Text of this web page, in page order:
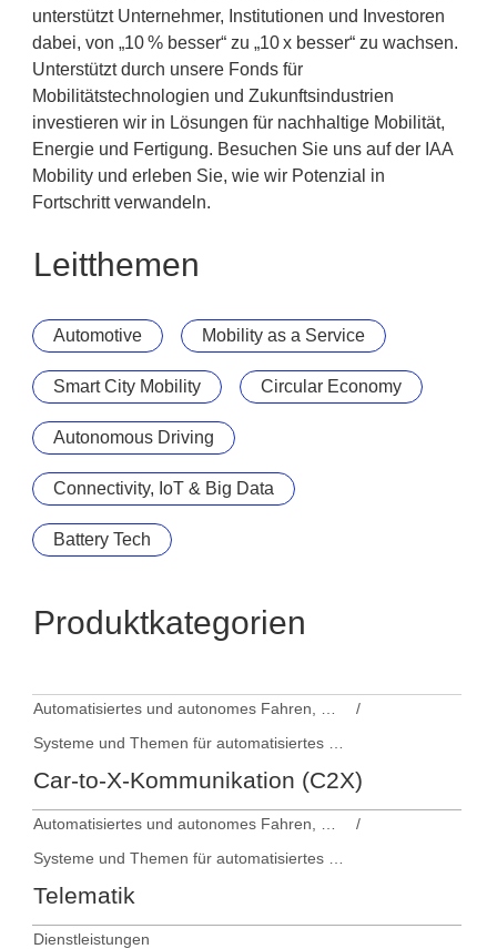
unterstützt Unternehmer, Institutionen und Investoren
dabei, von „10 % besser“ zu „10 x besser“ zu wachsen.
Unterstützt durch unsere Fonds für
Mobilitätstechnologien und Zukunftsindustrien
investieren wir in Lösungen für nachhaltige Mobilität,
Energie und Fertigung. Besuchen Sie uns auf der IAA
Mobility und erleben Sie, wie wir Potenzial in
Fortschritt verwandeln.
Leitthemen
Automotive Mobility as a Service
Smart City Mobility Circular Economy
Autonomous Driving
Connectivity, IoT & Big Data
Battery Tech
Produktkategorien
Car-to-X-Kommunikation (C2X)
Telematik
Dienstleistungen